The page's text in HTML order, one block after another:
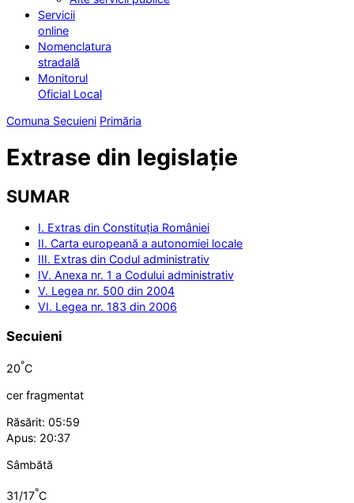
Servicii
online
Nomenclatura
stradală
Monitorul
Oficial Local
Comuna Secuieni Primăria
Extrase din legislație
SUMAR
I. Extras din Constituția României
II. Carta europeană a autonomiei locale
III. Extras din Codul administrativ
IV. Anexa nr. 1 a Codului administrativ
V. Legea nr. 500 din 2004
VI. Legea nr. 183 din 2006
Secuieni
20°C
cer fragmentat
Răsărit: 05:59
Apus: 20:37
Sâmbătă
31/17°C